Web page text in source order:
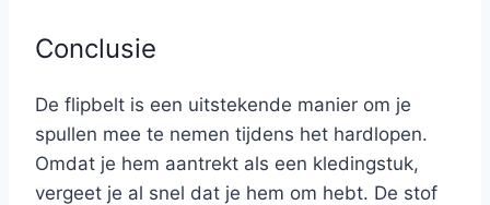
Conclusie
De flipbelt is een uitstekende manier om je
spullen mee te nemen tijdens het hardlopen.
Omdat je hem aantrekt als een kledingstuk,
vergeet je al snel dat je hem om hebt. De stof